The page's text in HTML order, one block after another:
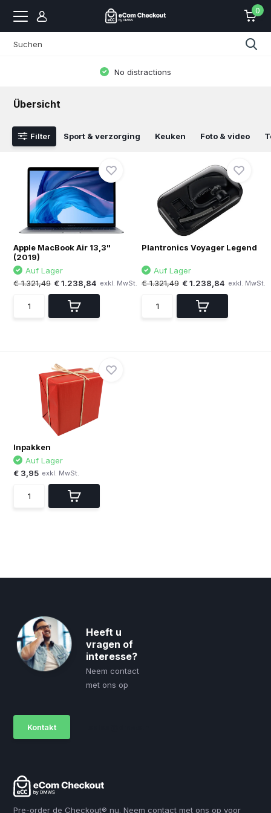
0
No distractions
Übersicht
Filter Sport & verzorging Keuken Foto & video
Apple MacBook Air 13,3"
(2019)
Auf Lager
€ 1.321,49 € 1.238,84 exkl. MwSt.
Plantronics Voyager Legend
Auf Lager
€ 1.321,49 € 1.238,84 exkl. MwSt.
Inpakken
Auf Lager
€ 3,95 exkl. MwSt.
Heeft u
vragen of
interesse?
Neem contact
met ons op
Kontakt
Pre-order de Checkout® nu. Neem contact met ons op voor